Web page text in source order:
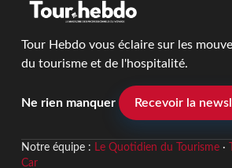
Tour Hebdo vous éclaire sur les
du tourisme et de l'hospitalité.
Ne rien manquer Recevoir la
Notre équipe : Le Quotidien du Tourisme·
Car